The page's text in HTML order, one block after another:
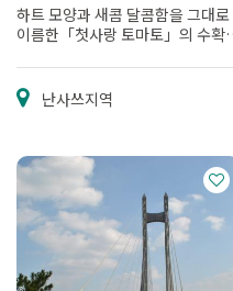
하트 모양과 새콤 달콤함을 그대로
이름한「첫사랑 토마토」의 수확
난사쓰지역